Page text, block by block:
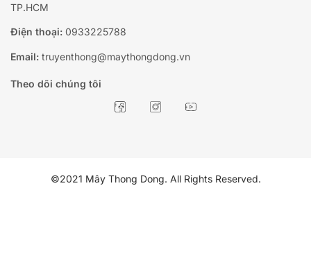
TP.HCM
Điện thoại: 0933225788
Email: truyenthong@maythongdong.vn
Theo dõi chúng tôi
©2021 Mây Thong Dong. All Rights Reserved.